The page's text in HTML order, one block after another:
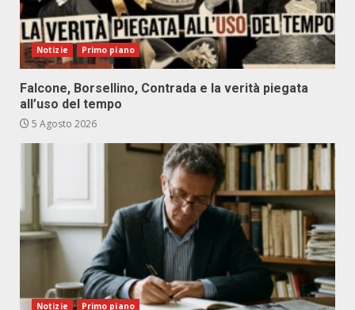
Notizie Primo piano
Falcone, Borsellino, Contrada e la verità piegata
all’uso del tempo
5 Agosto 2026
Notizie Primo piano